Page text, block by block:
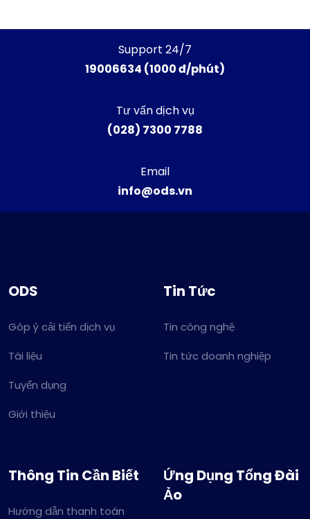
Support 24/7
19006634 (1000 đ/phút)
Tư vấn dịch vụ
(028) 7300 7788
Email
info@ods.vn
ODS
Góp ý cải tiến dịch vụ
Tài liệu
Tuyển dụng
Giới thiệu
Tin Tức
Tin công nghệ
Tin tức doanh nghiệp
Thông Tin Cần Biết
Hướng dẫn thanh toán
Ứng Dụng Tổng Đài
Ảo